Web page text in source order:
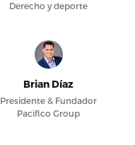
Derecho y deporte
Brian Díaz
Presidente & Fundador
Pacifico Group